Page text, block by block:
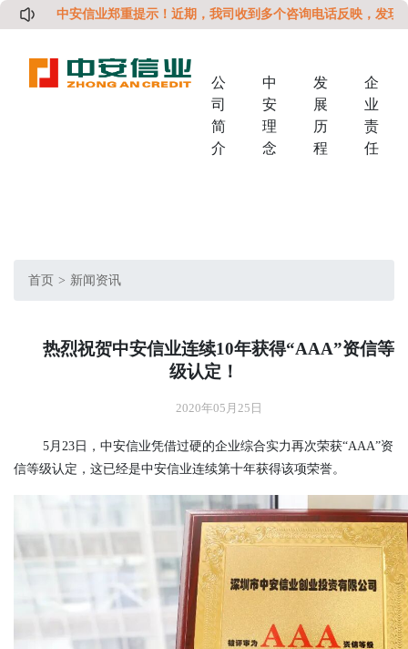
中安信业郑重提示！近期，我司收到多个咨询电话反映，发现
公
司
简
介
中
安
理
念
发
展
历
程
企
业
责
任
首页 新闻资讯
热烈祝贺中安信业连续10年获得“AAA”资信等
级认定！
2020年05月25日
5月23日，中安信业凭借过硬的企业综合实力再次荣获“AAA”资
信等级认定，这已经是中安信业连续第十年获得该项荣誉。